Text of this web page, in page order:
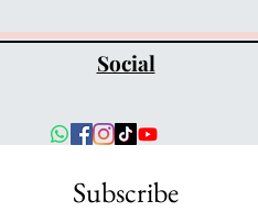
Social
Subscribe